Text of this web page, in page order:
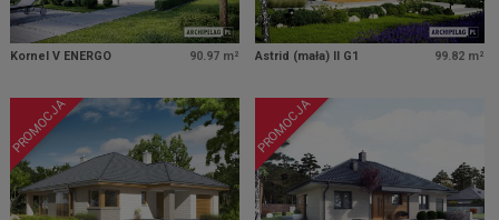
Kornel V ENERGO 90.97 m² Astrid (mała) II G1 99.82 m²
PROMOCJA PROMOCJA